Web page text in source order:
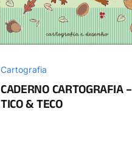
Cartografia
CADERNO CARTOGRAFIA –
TICO & TECO